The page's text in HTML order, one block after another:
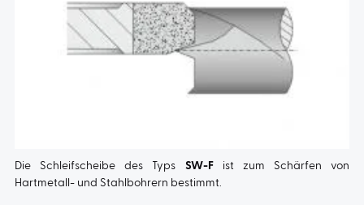
KARRIERE
Die Schleifscheibe des Typs SW-Fist zum Schärfen von
Hartmetall- und Stahlbohrern bestimmt.